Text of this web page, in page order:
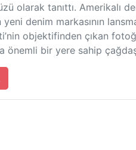
olarak tanıttı. Amerikalı
yeni denim markasının
objektifinden çıkan
önemli bir yere sahip